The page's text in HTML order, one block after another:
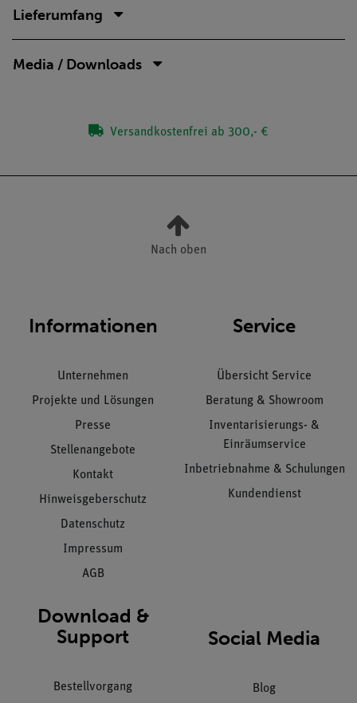
Lieferumfang
Media / Downloads
Versandkostenfrei ab 300,- €
Nach oben
Informationen
Unternehmen
Projekte und Lösungen
Presse
Stellenangebote
Kontakt
Hinweisgeberschutz
Datenschutz
Impressum
AGB
Service
Übersicht Service
Beratung & Showroom
Inventarisierungs- &
Einräumservice
Inbetriebnahme & Schulungen
Kundendienst
Download &
Support
Bestellvorgang
Social Media
Blog